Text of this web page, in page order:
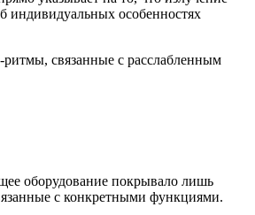
индивидуальных особенностях
связанные с расслабленным
оборудование покрывало лишь
с конкретными функциями.